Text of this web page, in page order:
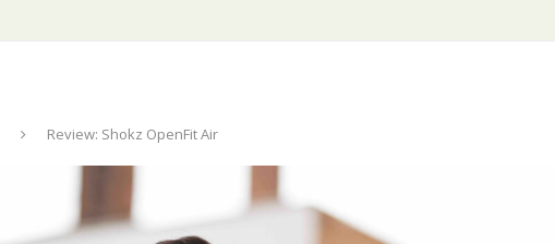
Review: Shokz OpenFit Air